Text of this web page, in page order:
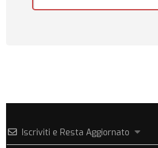
Iscriviti e Resta Aggiornato